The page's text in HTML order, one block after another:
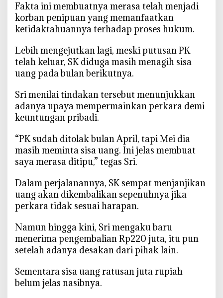
‎Fakta ini membuatnya merasa telah menjadi
korban penipuan yang memanfaatkan
ketidaktahuannya terhadap proses hukum.
‎Lebih mengejutkan lagi, meski putusan PK
telah keluar, SK diduga masih menagih sisa
uang pada bulan berikutnya.
‎Sri menilai tindakan tersebut menunjukkan
adanya upaya mempermainkan perkara demi
keuntungan pribadi.
‎“PK sudah ditolak bulan April, tapi Mei dia
masih meminta sisa uang. Ini jelas membuat
saya merasa ditipu,” tegas Sri.
‎Dalam perjalanannya, SK sempat menjanjikan
uang akan dikembalikan sepenuhnya jika
perkara tidak sesuai harapan.
‎Namun hingga kini, Sri mengaku baru
menerima pengembalian Rp220 juta, itu pun
setelah adanya desakan dari pihak lain.
‎Sementara sisa uang ratusan juta rupiah
belum jelas nasibnya.